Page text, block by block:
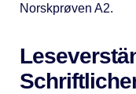
Norskprøven A2.